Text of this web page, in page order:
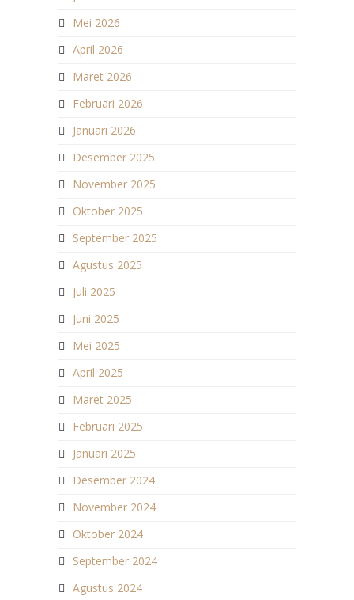
Mei 2026
April 2026
Maret 2026
Februari 2026
Januari 2026
Desember 2025
November 2025
Oktober 2025
September 2025
Agustus 2025
Juli 2025
Juni 2025
Mei 2025
April 2025
Maret 2025
Februari 2025
Januari 2025
Desember 2024
November 2024
Oktober 2024
September 2024
Agustus 2024